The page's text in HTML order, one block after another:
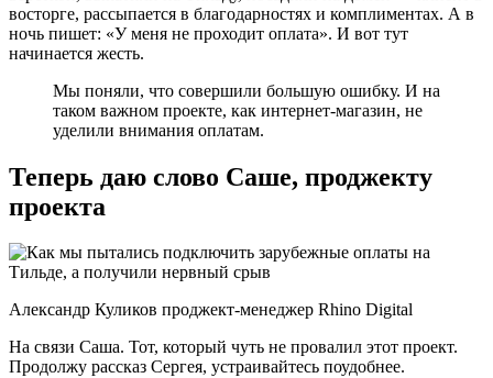
восторге, рассыпается в благодарностях и комплиментах. А в
ночь пишет: «У меня не проходит оплата». И вот тут
начинается жесть.
Мы поняли, что совершили большую ошибку. И на
таком важном проекте, как интернет-магазин, не
уделили внимания оплатам.
Теперь даю слово Саше, проджекту
проекта
Александр Куликов проджект-менеджер Rhino Digital
На связи Саша. Тот, который чуть не провалил этот проект.
Продолжу рассказ Сергея, устраивайтесь поудобнее.